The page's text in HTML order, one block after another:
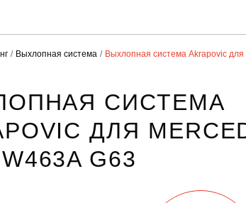
Выхлопная система Выхлопная система Akrapovic
СИСТЕМА
ДЛЯ
G63